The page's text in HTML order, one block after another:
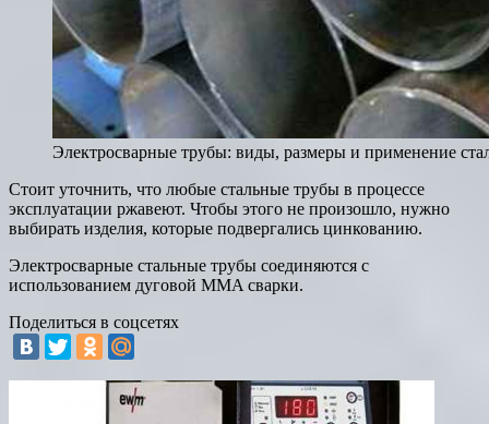
Электросварные трубы: виды, размеры и применение
Стоит уточнить, что любые стальные трубы в процессе
эксплуатации ржавеют. Чтобы этого не произошло, нужно
выбирать изделия, которые подвергались цинкованию.
Электросварные стальные трубы соединяются с
использованием дуговой MMA сварки.
Поделиться в соцсетях